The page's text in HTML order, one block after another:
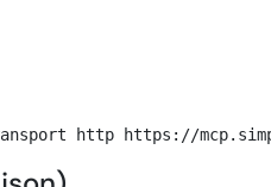
http https://